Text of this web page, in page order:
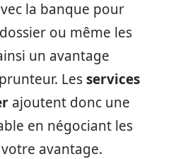
la banque pour
ou même les
un avantage
Lesservices
ajoutent donc une
en négociant les
avantage.